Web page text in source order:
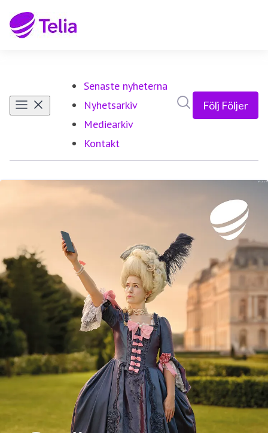
Senaste nyheterna
Nyhetsarkiv
Mediearkiv
Kontakt
Följ Följer